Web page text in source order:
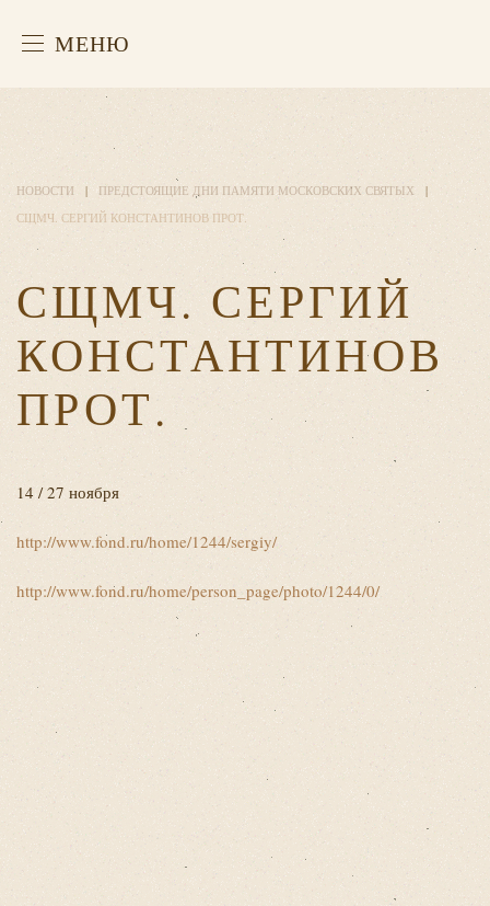
МЕНЮ
НОВОСТИ
ПРЕДСТОЯЩИЕ ДНИ ПАМЯТИ МОСКОВСКИХ СВЯТЫХ
СЩМЧ. СЕРГИЙ КОНСТАНТИНОВ ПРОТ.
СЩМЧ. СЕРГИЙ
КОНСТАНТИНОВ
ПРОТ.
14 / 27 ноября
http://www.fond.ru/home/1244/sergiy/
http://www.fond.ru/home/person_page/photo/1244/0/